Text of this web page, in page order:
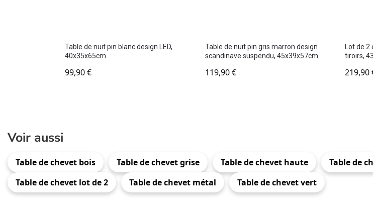
Table de nuit pin blanc design LED,
40x35x65cm
99,90€
Table de nuit pin gris marron design
scandinave suspendu, 45x39x57cm
119,90€
Lot de
tiroirs,
219,90
Voir aussi
Table de chevet bois Table de chevet grise Table de chevet haute Table de
Table de chevet lot de 2
Table de chevet métal Table de chevet vert